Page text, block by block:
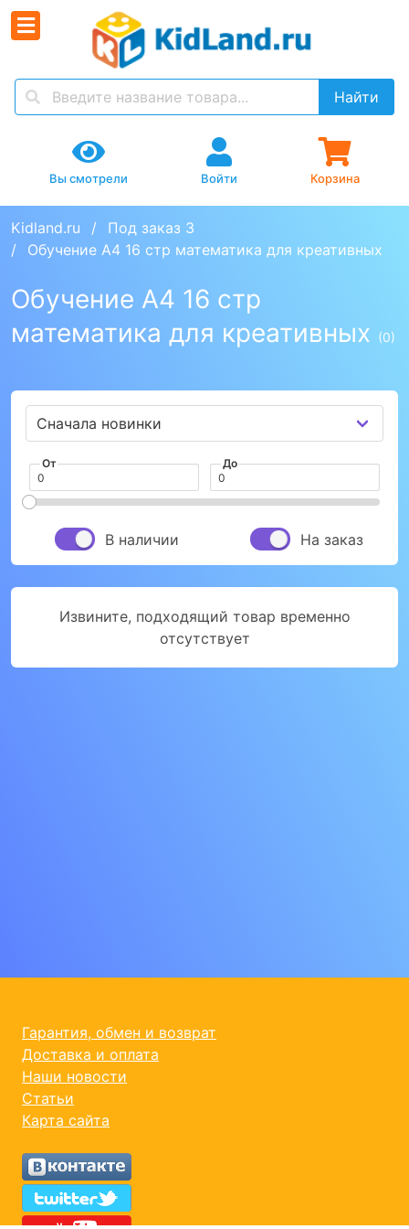
Найти
Вы смотрели Войти Корзина
Kidland.ru
Под заказ 3
Обучение А4 16 стр математика для креативных
Обучение А4 16 стр
математика для креативных (0)
От До
В наличии На заказ
Извините, подходящий товар временно
отсутствует
Гарантия, обмен и возврат
Доставка и оплата
Наши новости
Статьи
Карта сайта